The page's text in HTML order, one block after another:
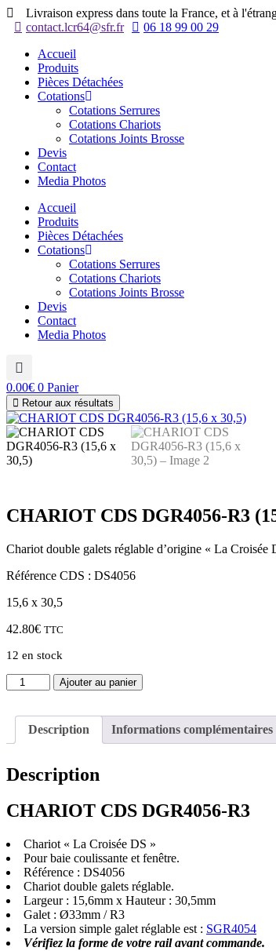
Aller
au
Livraison express dans toute la France, et à
contact.lcr64@sfr.fr
06 18 99 00 29
Accueil
Produits
Pièces Détachées
Cotations
Cotations Serrures
Cotations Chariots
Cotations Joints Brosse
Devis
Contact
Media Photos
Accueil
Produits
Pièces Détachées
Cotations
Cotations Serrures
Cotations Chariots
Cotations Joints Brosse
Devis
Contact
Media Photos
0.00€ 0 Panier
Retour aux résultats
CHARIOT CDS DGR4056-R3
Chariot double galets réglable d’origine « La Croisée
Référence CDS : DS4056
15,6 x 30,5
42.80€ TTC
12 en stock
quantité
de
CDS
DGR4056-
x
Ajouter au panier
Description Informations complémentaires
Description
CHARIOT CDS DGR4056-R3
Chariot « La Croisée DS »
Pour baie coulissante et fenêtre.
Référence : DS4056
Chariot double galets réglable.
Largeur : 15,6mm x Hauteur : 30,5mm
Galet : Ø33mm / R3
La version simple galet réglable est : SGR4054
Vérifiez la forme de votre rail avant commande.